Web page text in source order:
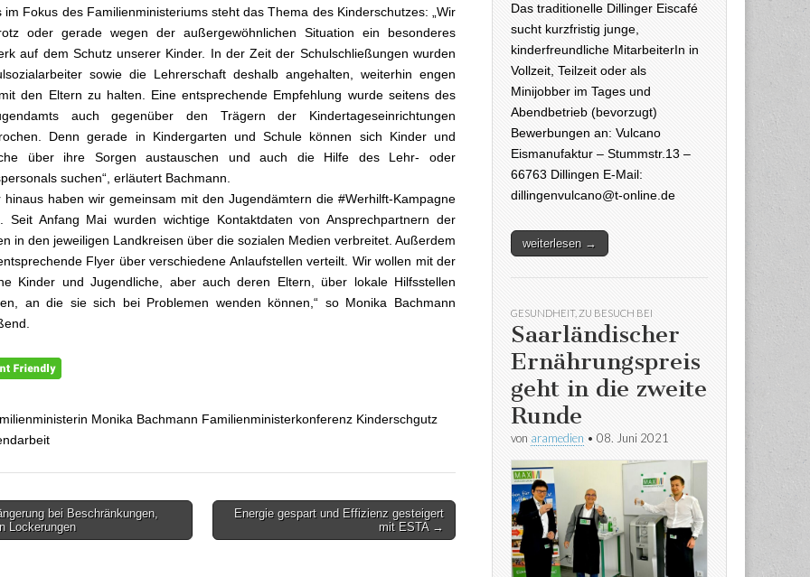
im Fokus des Familienministeriums steht das Thema des Kinderschutzes: „Wir
oder gerade wegen der außergewöhnlichen Situation ein besonderes
auf dem Schutz unserer Kinder. In der Zeit der Schulschließungen wurden
sowie die Lehrerschaft deshalb angehalten, weiterhin engen
den Eltern zu halten. Eine entsprechende Empfehlung wurde seitens des
auch gegenüber den Trägern der Kindertageseinrichtungen
Denn gerade in Kindergarten und Schule können sich Kinder und
über ihre Sorgen austauschen und auch die Hilfe des Lehr- oder
suchen“, erläutert Bachmann.
hinaus haben wir gemeinsam mit den Jugendämtern die #Werhilft-Kampagne
Seit Anfang Mai wurden wichtige Kontaktdaten von Ansprechpartnern der
in den jeweiligen Landkreisen über die sozialen Medien verbreitet. Außerdem
Flyer über verschiedene Anlaufstellen verteilt. Wir wollen mit der
Kinder und Jugendliche, aber auch deren Eltern, über lokale Hilfsstellen
an die sie sich bei Problemen wenden können,“ so Monika Bachmann
Monika Bachmann Familienministerkonferenz Kinderschgutz
bei Beschränkungen,
Lockerungen
Energie gespart und Effizienz gesteigert
mit ESTA →
Das traditionelle Dillinger Eiscafé
sucht kurzfristig junge,
kinderfreundliche MitarbeiterIn in
Vollzeit, Teilzeit oder als
Minijobber im Tages und
Abendbetrieb (bevorzugt)
Bewerbungen an: Vulcano
Eismanufaktur – Stummstr.13 –
66763 Dillingen E-Mail:
dillingenvulcano@t-online.de
weiterlesen →
GESUNDHEIT, ZU BESUCH BEI
Saarländischer
Ernährungspreis
geht in die zweite
Runde
von aramedien • 08. Juni 2021